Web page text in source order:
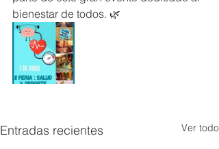
bienestar de todos. 🌿
Entradas recientes Ver todo